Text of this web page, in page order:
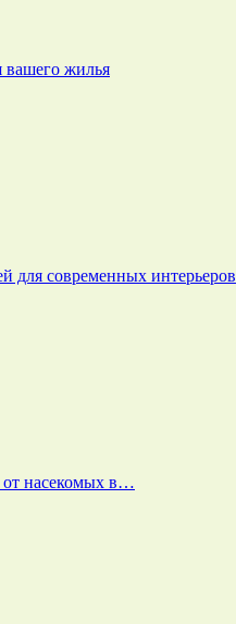
вашего жилья
для современных интерьеров
от насекомых в…